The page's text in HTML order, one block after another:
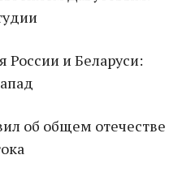
и Беларуси:
об общем отечестве